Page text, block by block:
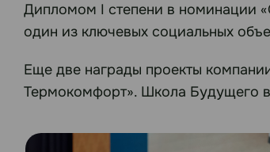
Дипломом I степени в номинации
один из ключевых социальных
Еще две награды проекты
Термокомфорт». Школа Будущего